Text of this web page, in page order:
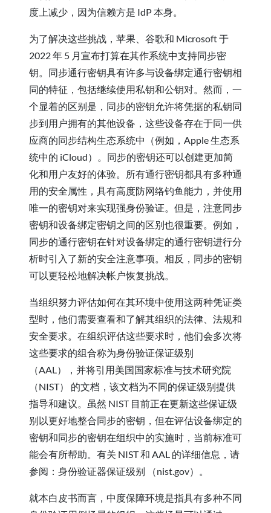
度上减少，因为信赖方是 IdP 本身。
为了解决这些挑战，苹果、谷歌和 Microsoft 于
2022 年 5 月宣布打算在其作系统中支持同步密
钥。同步通行密钥具有许多与设备绑定通行密钥相
同的特征，包括继续使用私钥和公钥对。然而，一
个显着的区别是，同步的密钥允许将凭据的私钥同
步到用户拥有的其他设备，这些设备存在于同一供
应商的同步结构生态系统中（例如，Apple 生态系
统中的 iCloud）。同步的密钥还可以创建更加简
化和用户友好的体验。所有通行密钥都具有多种通
用的安全属性，具有高度防网络钓鱼能力，并使用
唯一的密钥对来实现强身份验证。但是，注意同步
密钥和设备绑定密钥之间的区别也很重要。例如，
同步的通行密钥在针对设备绑定的通行密钥进行分
析时引入了新的安全注意事项。相反，同步的密钥
可以更轻松地解决帐户恢复挑战。
当组织努力评估如何在其环境中使用这两种凭证类
型时，他们需要查看和了解其组织的法律、法规和
安全要求。在组织评估这些要求时，他们会多次将
这些要求的组合称为身份验证保证级别
（AAL），并将引用美国国家标准与技术研究院
（NIST） 的文档，该文档为不同的保证级别提供
指导和建议。虽然 NIST 目前正在更新这些保证级
别以更好地整合同步的密钥，但在评估设备绑定的
密钥和同步的密钥在组织中的实施时，当前标准可
能会有所帮助。有关 NIST 和 AAL 的详细信息，请
参阅：身份验证器保证级别 （nist.gov）。
就本白皮书而言，中度保障环境是指具有多种不同